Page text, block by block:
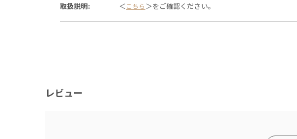
取扱説明: ＜こちら ＞をご確認ください。
レビュー